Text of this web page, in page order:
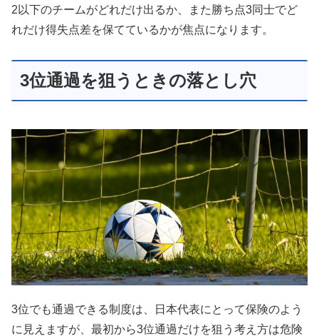
2以下のチームがどれだけ出るか、また勝ち点3同士でど
れだけ得失点差を保てているかが焦点になります。
3位通過を狙うときの落とし穴
3位でも通過できる制度は、日本代表にとって保険のよう
に見えますが、最初から3位通過だけを狙う考え方は危険